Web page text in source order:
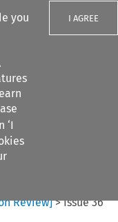
you
‘I
I AGREE
Review]>Issue 36